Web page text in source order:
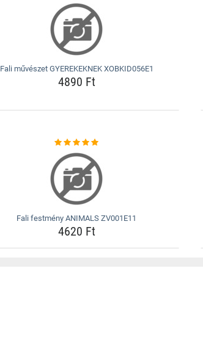
Fali művészet GYEREKEKNEK XOBKID056E1
4890 Ft
Fali festmény ANIMALS ZV001E11
4620 Ft